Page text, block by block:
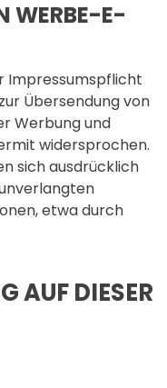
WERBE-E-
Impressumspflicht
Übersendung von
Werbung und
widersprochen.
sich ausdrücklich
etwa durch
AUF DIESER